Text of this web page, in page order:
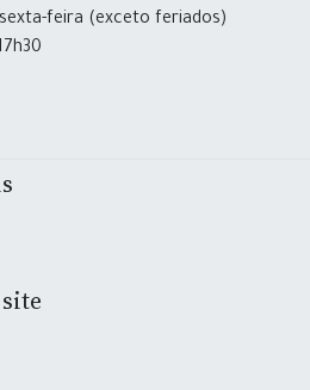
sexta-feira (exceto feriados)